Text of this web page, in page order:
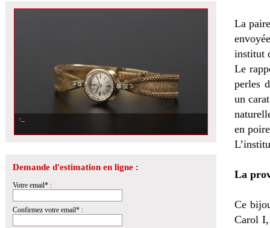
Demande d'estimation en ligne :
Votre email* :
Confirmez votre email* :
La
institut
Le
perles
un
en
La
Ce
Carol I,